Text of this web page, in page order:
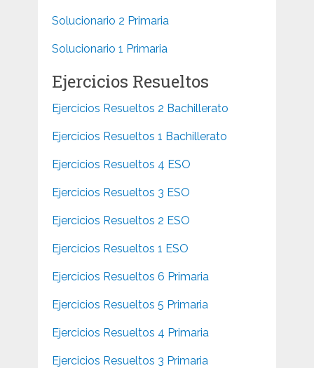
Solucionario 2 Primaria
Solucionario 1 Primaria
Ejercicios Resueltos
Ejercicios Resueltos 2 Bachillerato
Ejercicios Resueltos 1 Bachillerato
Ejercicios Resueltos 4 ESO
Ejercicios Resueltos 3 ESO
Ejercicios Resueltos 2 ESO
Ejercicios Resueltos 1 ESO
Ejercicios Resueltos 6 Primaria
Ejercicios Resueltos 5 Primaria
Ejercicios Resueltos 4 Primaria
Ejercicios Resueltos 3 Primaria